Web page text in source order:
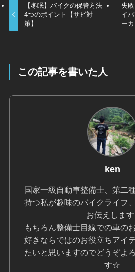
【冬眠】バイクの保管方法
4つのポイント【サビ対
策】
失
イ
ー
この記事を書いた人
ken
国家一級自動車整備士、第二
持つ私が趣味のバイクライフ
お伝えしま
もちろん整備士目線での車の
好きならではのお役立ちアイ
たいと思いますのでどうぞよ
す☆